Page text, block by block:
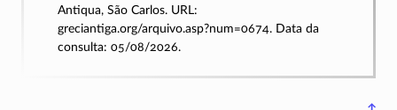
Antiqua, São Carlos. URL:
greciantiga.org/arquivo.asp?num=0674. Data da
consulta: 05/08/2026.